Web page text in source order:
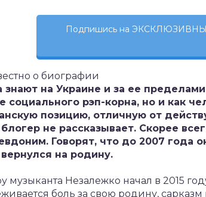
Подпишись на
о биографии
знают на Украине и за ее
социального рэп-корна, но и как
позицию, отличную от
не рассказывает. Скорее
Говорят, что до 2007 года
на родину.
музыканта Незалежко начал в 2015
боль за свою родину,